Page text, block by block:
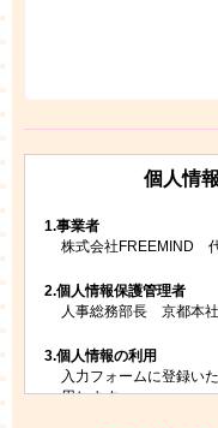
個人情
1.事業者
株式会社FREEMIND
2.個人情報保護管理者
人事総務部長 京都本
3.個人情報の利用
入力フォームに登録い
用します。